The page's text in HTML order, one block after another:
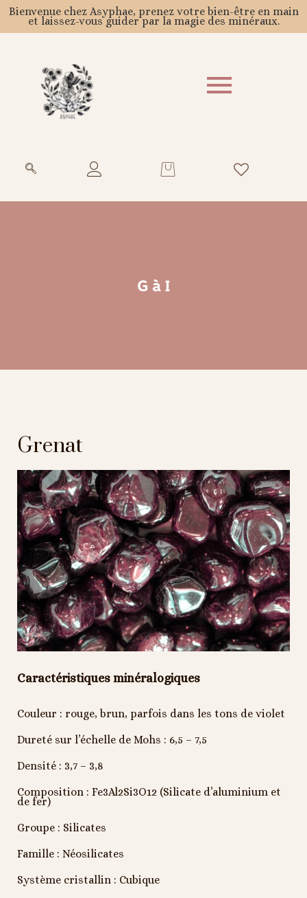
Bienvenue chez Asyphae, prenez votre bien-être en main
et laissez-vous guider par la magie des minéraux.
G à I
Grenat
Caractéristiques minéralogiques
Couleur : rouge, brun, parfois dans les tons de violet
Dureté sur l’échelle de Mohs : 6,5 – 7,5
Densité : 3,7 – 3,8
Composition : Fe3Al2Si3O12 (Silicate d’aluminium et
de fer)
Groupe : Silicates
Famille : Néosilicates
Système cristallin : Cubique